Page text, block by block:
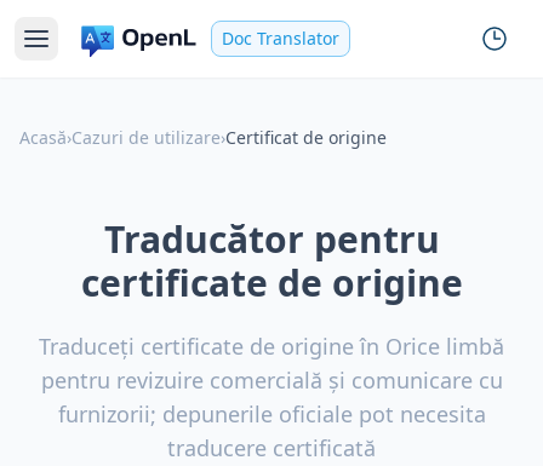
Doc Translator
Acasă›Cazuri de utilizare›Certificat de origine
Traducător pentru
certificate de origine
Traduceți certificate de origine în Orice limbă
pentru revizuire comercială și comunicare cu
furnizorii; depunerile oficiale pot necesita
traducere certificată